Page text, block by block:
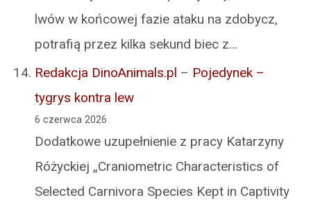
lwów w końcowej fazie ataku na zdobycz,
potrafią przez kilka sekund biec z…
Redakcja DinoAnimals.pl – Pojedynek –
tygrys kontra lew
6 czerwca 2026
Dodatkowe uzupełnienie z pracy Katarzyny
Różyckiej „Craniometric Characteristics of
Selected Carnivora Species Kept in Captivity